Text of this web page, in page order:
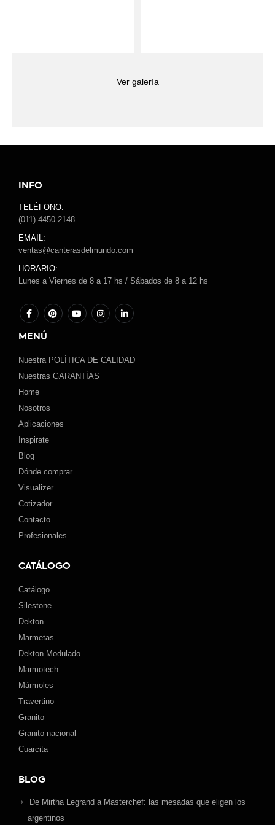
Ver galería
INFO
TELÉFONO:
(011) 4450-2148
EMAIL:
ventas@canterasdelmundo.com
HORARIO:
Lunes a Viernes de 8 a 17 hs / Sábados de 8 a 12 hs
MENÚ
Nuestra POLÍTICA DE CALIDAD
Nuestras GARANTÍAS
Home
Nosotros
Aplicaciones
Inspirate
Blog
Dónde comprar
Visualizer
Cotizador
Contacto
Profesionales
CATÁLOGO
Catálogo
Silestone
Dekton
Marmetas
Dekton Modulado
Marmotech
Mármoles
Travertino
Granito
Granito nacional
Cuarcita
BLOG
De Mirtha Legrand a Masterchef: las mesadas que eligen los
argentinos